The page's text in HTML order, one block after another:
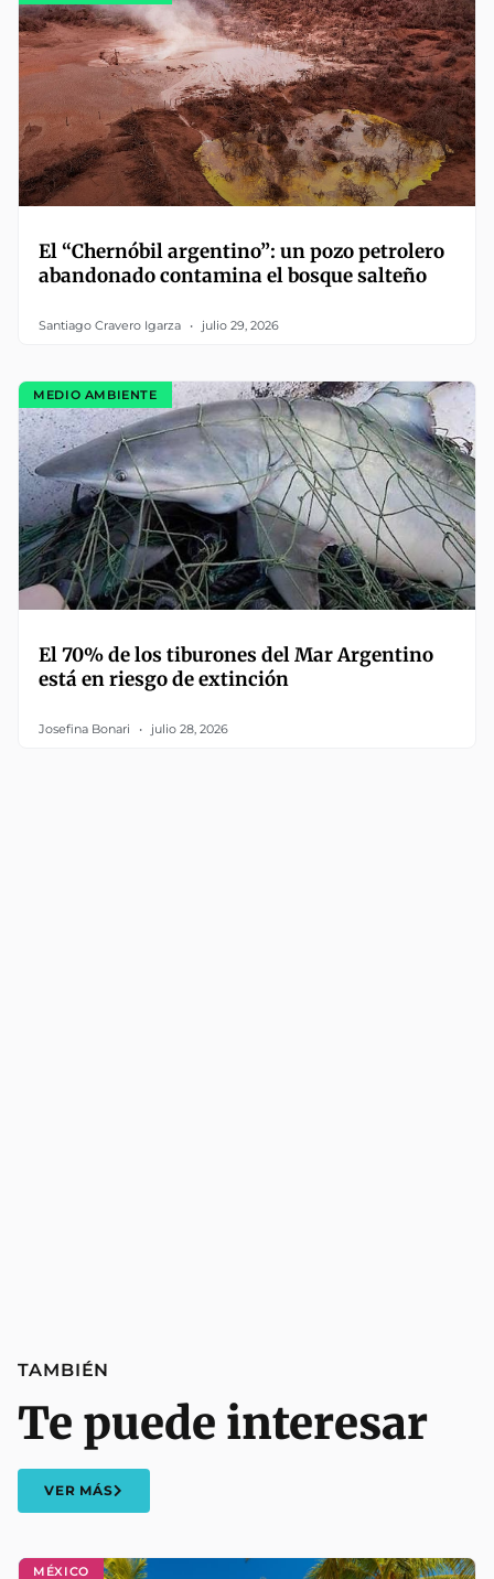
El “Chernóbil argentino”: un pozo petrolero
abandonado contamina el bosque salteño
Santiago Cravero Igarza julio 29, 2026
MEDIO AMBIENTE
El 70% de los tiburones del Mar Argentino
está en riesgo de extinción
Josefina Bonari julio 28, 2026
MÉXICO
TAMBIÉN
Te puede interesar
VER MÁS